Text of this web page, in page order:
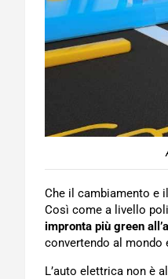
Che il cambiamento e
Così come a livello
impronta più green
convertendo al mondo
L’auto elettrica non è